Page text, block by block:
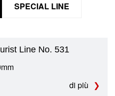
SPECIAL LINE
Line No. 531
di più